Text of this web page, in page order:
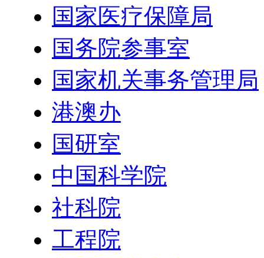
国家医疗保障局
国务院参事室
国家机关事务管理局
港澳办
国研室
中国科学院
社科院
工程院